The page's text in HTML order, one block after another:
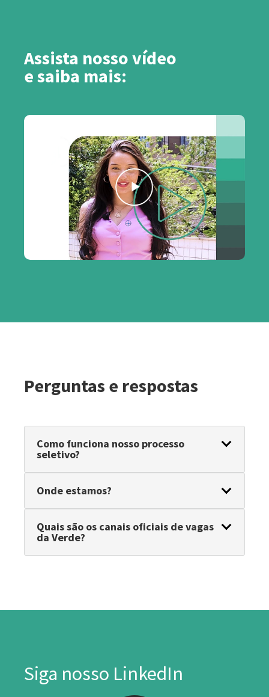
Assista nosso vídeo
e saiba mais:
Perguntas e respostas
Como funciona nosso processo
seletivo?
Onde estamos?
Quais são os canais oficiais de vagas
da Verde?
Siga nosso LinkedIn